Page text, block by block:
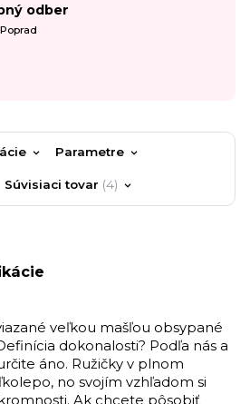
odber
Parametre
Súvisiaci tovar 4
veľkou mašľou obsypané
dokonalosti? Podľa nás a
áno. Ružičky v plnom
no svojím vzhľadom si
Ak chcete pôsobiť